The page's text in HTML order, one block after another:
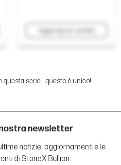
Aggiungi al carrello
questa serie—questo è unico!
newsletter
notizie, aggiornamenti e le
di StoneX Bullion.